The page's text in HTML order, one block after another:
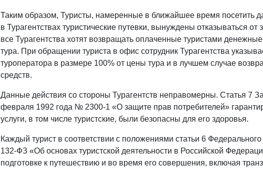
Таким образом, Туристы, намеренные в ближайшее время посетить
в Турагентствах туристические путевки, вынуждены отказываться
все Турагентства хотят возвращать оплаченные туристами
тура. При обращении туриста в офис сотрудник Турагентства
туроператора в размере 100% от цены тура и в лучшем случае
средств.
Данные действия со стороны Турагентств неправомерны. Статья 7
февраля 1992 года № 2300-1 «О защите прав потребителей»
услуги, в том числе туристские, были безопасны для его здоровья.
Каждый турист в соответствии с положениями статьи 6
132-ФЗ «Об основах туристской деятельности в Российской
подготовке к путешествию и во время его совершения, включая